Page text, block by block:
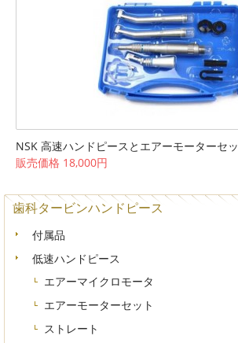
NSK 高速ハンドピースとエアーモーターセ
販売価格 18,000円
歯科タービンハンドピース
付属品
低速ハンドピース
エアーマイクロモータ
エアーモーターセット
ストレート